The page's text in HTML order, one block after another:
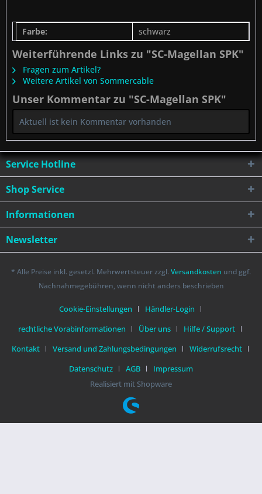
Farbe: schwarz
Weiterführende Links zu "SC-Magellan SPK"
Fragen zum Artikel?
Weitere Artikel von Sommercable
Unser Kommentar zu "SC-Magellan SPK"
Aktuell ist kein Kommentar vorhanden
Service Hotline
Shop Service
Informationen
Newsletter
* Alle Preise inkl. gesetzl. Mehrwertsteuer zzgl. Versandkosten und ggf.
Nachnahmegebühren, wenn nicht anders beschrieben
Cookie-Einstellungen
Händler-Login
rechtliche Vorabinformationen
Über uns
Hilfe / Support
Kontakt
Versand und Zahlungsbedingungen
Widerrufsrecht
Datenschutz
AGB
Impressum
Realisiert mit Shopware